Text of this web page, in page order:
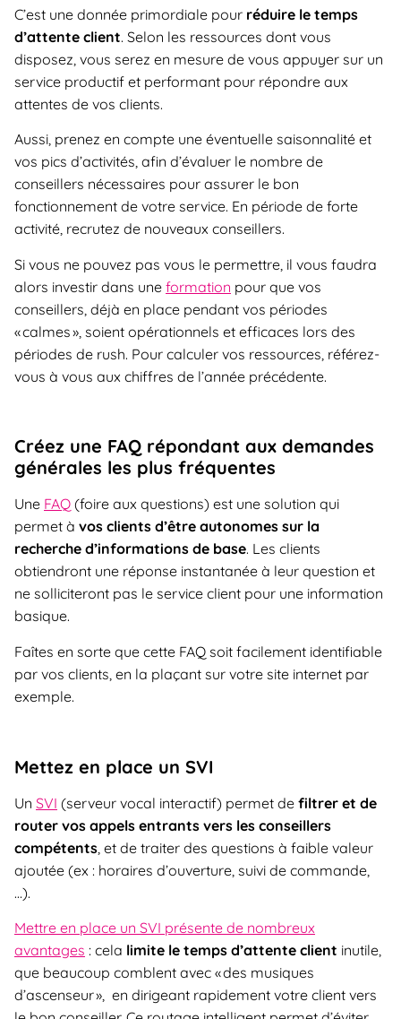
C’est une donnée primordiale pour réduire le temps
d’attente client. Selon les ressources dont vous
disposez, vous serez en mesure de vous appuyer sur un
service productif et performant pour répondre aux
attentes de vos clients.
Aussi, prenez en compte une éventuelle saisonnalité et
vos pics d’activités, afin d’évaluer le nombre de
conseillers nécessaires pour assurer le bon
fonctionnement de votre service. En période de forte
activité, recrutez de nouveaux conseillers.
Si vous ne pouvez pas vous le permettre, il vous faudra
alors investir dans une formation pour que vos
conseillers, déjà en place pendant vos périodes
« calmes », soient opérationnels et efficaces lors des
périodes de rush. Pour calculer vos ressources, référez-
vous à vous aux chiffres de l’année précédente.
Créez une FAQ répondant aux demandes
générales les plus fréquentes
Une FAQ (foire aux questions) est une solution qui
permet à vos clients d’être autonomes sur la
recherche d’informations de base. Les clients
obtiendront une réponse instantanée à leur question et
ne solliciteront pas le service client pour une information
basique.
Faîtes en sorte que cette FAQ soit facilement identifiable
par vos clients, en la plaçant sur votre site internet par
exemple.
Mettez en place un SVI
Un SVI (serveur vocal interactif) permet de filtrer et de
router vos appels entrants vers les conseillers
compétents , et de traiter des questions à faible valeur
ajoutée (ex : horaires d’ouverture, suivi de commande,
…).
Mettre en place un SVI présente de nombreux
avantages : cela limite le temps d’attente client inutile,
que beaucoup comblent avec « des musiques
d’ascenseur », en dirigeant rapidement votre client vers